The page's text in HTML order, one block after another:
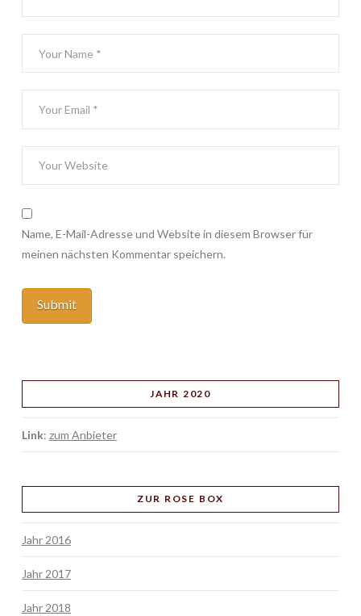
Name, E-Mail-Adresse und Website in diesem Browser für
meinen nächsten Kommentar speichern.
JAHR 2020
Link: zum Anbieter
ZUR ROSE BOX
Jahr 2016
Jahr 2017
Jahr 2018